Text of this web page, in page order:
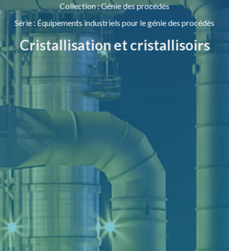
Collection:Génie des procédés
Série: Équipements industriels pour le génie des procédés
Cristallisation et cristallisoirs